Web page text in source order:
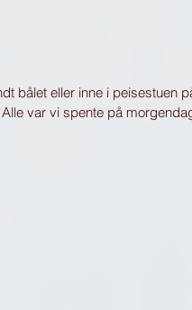
bålet eller inne i peisestuen
var vi spente på